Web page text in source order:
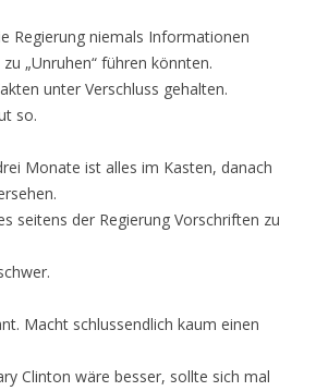
Regierung niemals Informationen
„Unruhen“ führen könnten.
unter Verschluss gehalten.
so.
Monate ist alles im Kasten, danach
seitens der Regierung Vorschriften zu
Macht schlussendlich kaum einen
Clinton wäre besser, sollte sich mal